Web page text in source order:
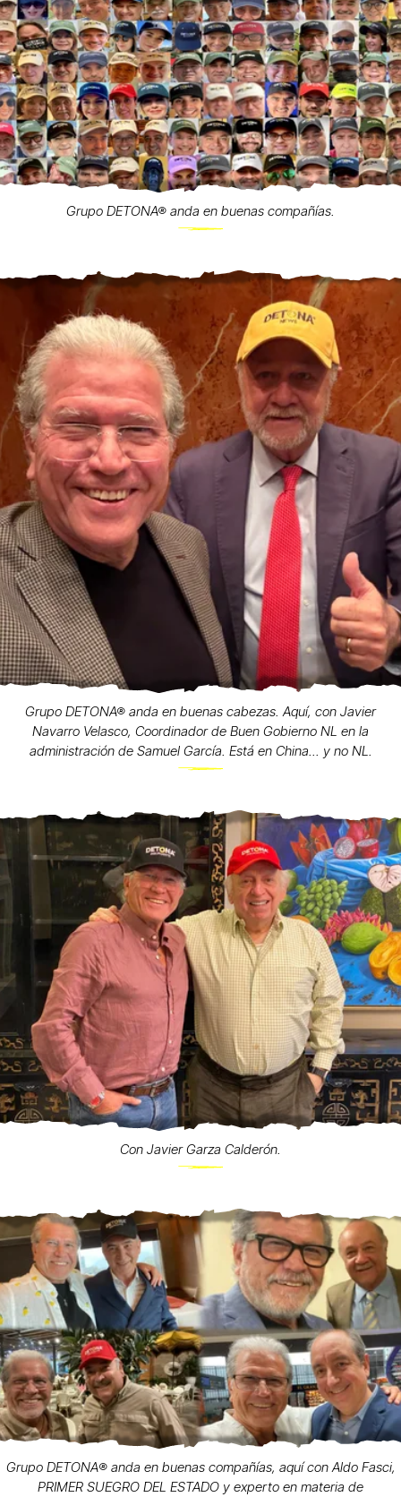
Grupo DETONA® anda en buenas compañías.
Grupo DETONA® anda en buenas cabezas. Aquí, con Javier
Navarro Velasco, Coordinador de Buen Gobierno NL en la
administración de Samuel García. Está en China... y no NL.
Con Javier Garza Calderón.
Grupo DETONA®️ anda en buenas compañías, aquí con Aldo Fasci,
PRIMER SUEGRO DEL ESTADO y experto en materia de